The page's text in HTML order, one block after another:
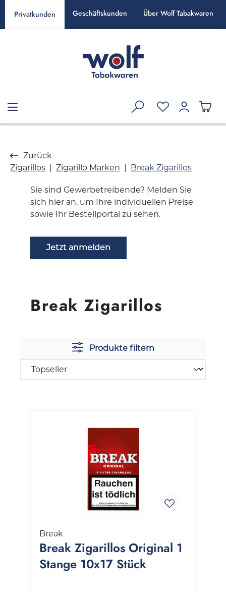
springen
Privatkunden Geschäftskunden Über Wolf Tabakwaren
Zurück
Zigarillos
Zigarillo Marken Break Zigarillos
Break Zigarillos
Sie sind Gewerbetreibende? Melden Sie
sich hier an, um Ihre individuellen Preise
sowie Ihr Bestellportal zu sehen.
Jetzt anmelden
Produkte filtern
Break
Break Zigarillos Original 1
Stange 10x17 Stück